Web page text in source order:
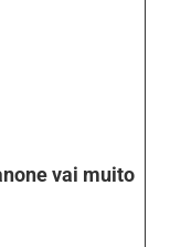
vai muito